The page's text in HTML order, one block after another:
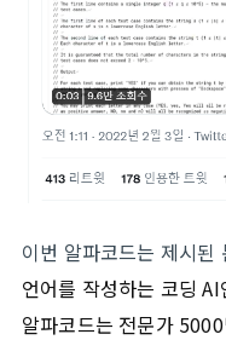
이번 알파코드는 제시된
언어를 작성하는 코딩 AI
알파코드는 전문가